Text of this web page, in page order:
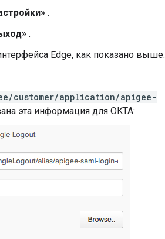
.
.
Edge, как показано выше.
customer/application/apigee-
эта информация для OKTA: